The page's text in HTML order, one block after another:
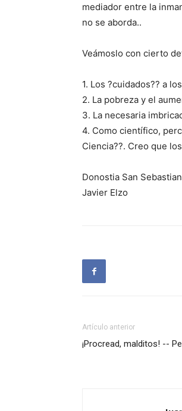
mediador entre la
no se aborda..
Veámoslo con cierto
1. Los ?cuidados?? a
2. La pobreza y el
3. La necesaria
4. Como científico,
Ciencia??. Creo que
Donostia San
Javier Elzo
Artículo anterior
¡Procread, malditos! --